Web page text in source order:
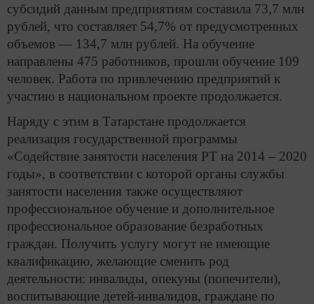
субсидий данным предприятиям составила 73,7 млн
рублей, что составляет 54,7% от предусмотренных
объемов — 134,7 млн рублей. На обучение
направлены 475 работников, прошли обучение 109
человек. Работа по привлечению предприятий к
участию в национальном проекте продолжается.
Наряду с этим в Татарстане продолжается
реализация государственной программы
«Содействие занятости населения РТ на 2014 – 2020
годы», в соответствии с которой органы службы
занятости населения также осуществляют
профессиональное обучение и дополнительное
профессиональное образование безработных
граждан. Получить услугу могут не имеющие
квалификацию, желающие сменить род
деятельности: инвалиды, опекуны (попечители),
воспитывающие детей-инвалидов, граждане по